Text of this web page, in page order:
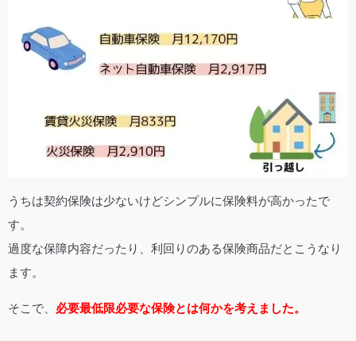
うちは契約保険は少ないけどシンプルに保険料が高かったで
す。
過度な保障内容だったり、利回りのある保険商品だとこうなり
ます。
そこで、 必要最低限必要な保険とは何かを考えました。